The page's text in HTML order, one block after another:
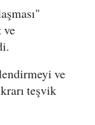
ve
ve
teşvik